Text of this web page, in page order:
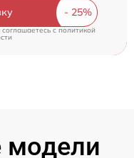
c политикой
модели